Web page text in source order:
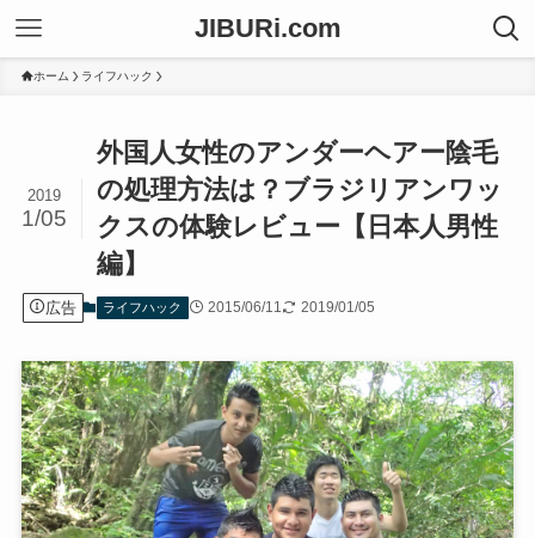
JIBURi.com
ホーム ライフハック
外国人女性のアンダーヘアー陰毛
の処理方法は？ブラジリアンワッ
クスの体験レビュー【日本人男性
編】
2019
1/05
広告 ライフハック 2015/06/11 2019/01/05